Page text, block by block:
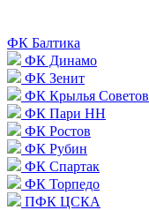
ФК Балтика
ФК Динамо
ФК Зенит
ФК Крылья Советов
ФК Пари НН
ФК Ростов
ФК Рубин
ФК Спартак
ФК Торпедо
ПФК ЦСКА